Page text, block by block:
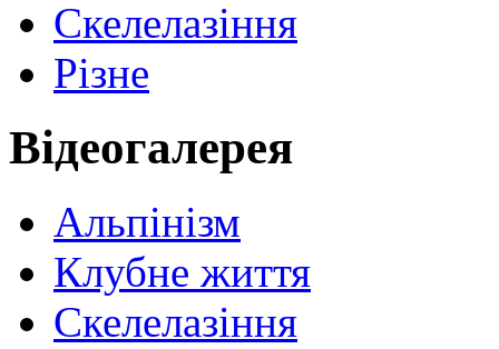
Скелелазіння
Різне
Відеогалерея
Альпінізм
Клубне життя
Скелелазіння